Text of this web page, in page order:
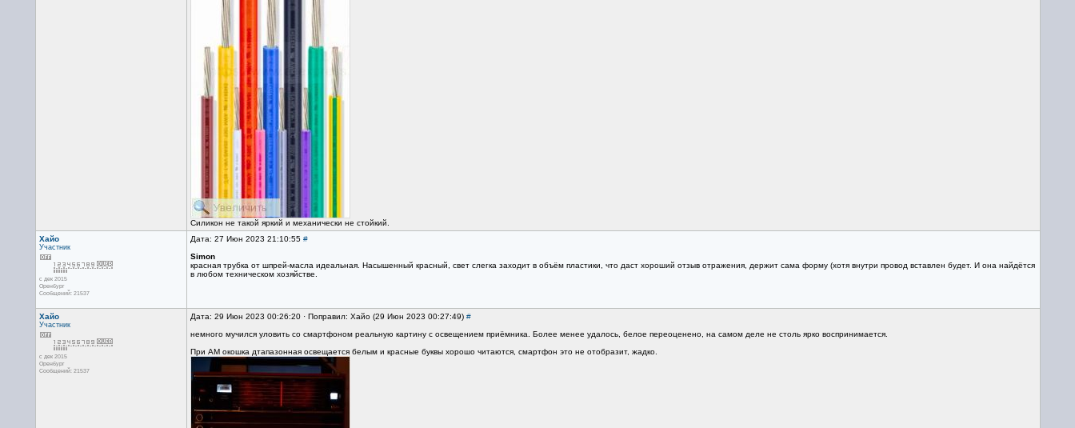
Силикон не такой яркий и механически не стойкий.
Хайо
Участник
с дек 2015
Оренбург
Сообщений: 21537
Дата: 27 Июн 2023 21:10:55 #
Simon
красная трубка от шпрей-масла идеальная. Насышенный красный, свет слегка заходит в объём пластики, что даст хороший отзыв отражения, держит сама форму (хотя внутри провод вставлен будет. И она найдётся
в любом техническом хозяйстве.
Хайо
Участник
с дек 2015
Оренбург
Сообщений: 21537
Дата: 29 Июн 2023 00:26:20 · Поправил: Хайо (29 Июн 2023 00:27:49) #
немного мучился уловить со смартфоном реальную картину с освещением приёмника. Более менее удалось, белое переоценено, на самом деле не столь ярко воспринимается.
При АМ окошка дтапазонная освещается белым и красные буквы хорошо читаются, смартфон это не отобразит, жадко.